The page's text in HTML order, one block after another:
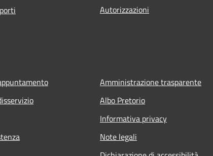
Autorizzazioni
Amministrazione trasparente
Albo Pretorio
Informativa privacy
Note legali